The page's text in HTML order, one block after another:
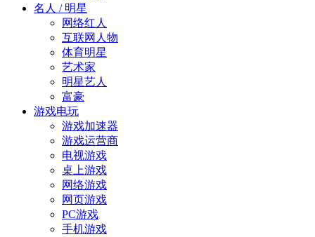
名人 / 明星
网络红人
互联网人物
体育明星
艺术家
明星艺人
富豪
游戏电玩
游戏加速器
游戏运营商
电视游戏
桌上游戏
网络游戏
网页游戏
PC游戏
手机游戏